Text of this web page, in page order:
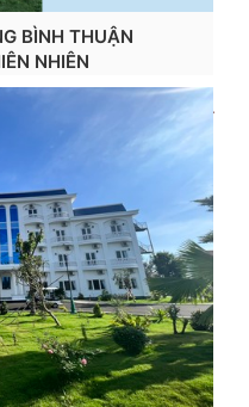
BÌNH THUẬN
NHIÊN
Xem chi tiết...